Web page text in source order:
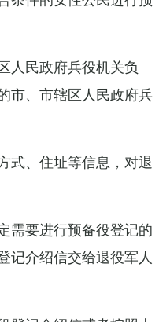
人民政府兵役机关负
市、市辖区人民政府兵
式、住址等信息，对退
需要进行预备役登记的
记介绍信交给退役军人